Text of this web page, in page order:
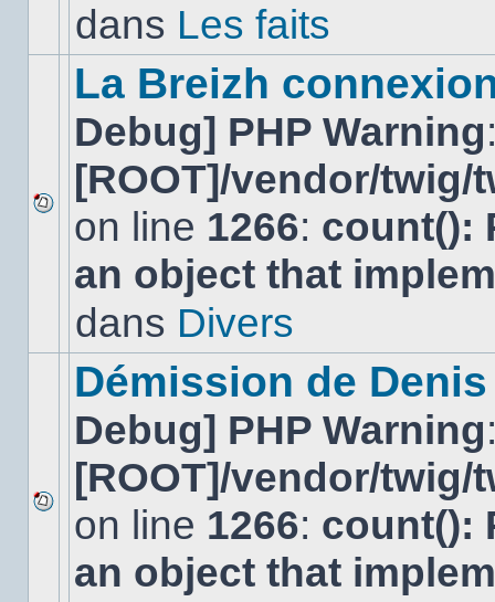
dansdans Les faits
Aucun
nouveau
message
non-
dans
La Breizh
Debug] PHP Warning
[ROOT]/vendor/
on line 1266: count():
an object that
dans Divers
Aucun
nouveau
message
non-
Démission de
Debug] PHP Warning
[ROOT]/vendor/
on line 1266: count():
an object that